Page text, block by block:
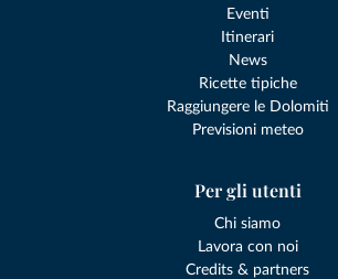
Eventi
Itinerari
News
Ricette tipiche
Raggiungere le Dolomiti
Previsioni meteo
Per gli utenti
Chi siamo
Lavora con noi
Credits & partners